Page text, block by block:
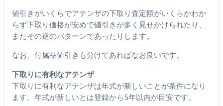
値引きがいくらでアテンザの下取り査定額がいくらかわか
らず下取り価格が安めで値引きが多く見せかけられたり、
またその逆のパターンであったりします。
なお、付属品値引きも分けてあればなお良いです。
下取りに有利なアテンザ
下取りに有利なアテンザは年式が新しいことが条件になり
ます。年式が新しいとは登録から5年以内が目安です。